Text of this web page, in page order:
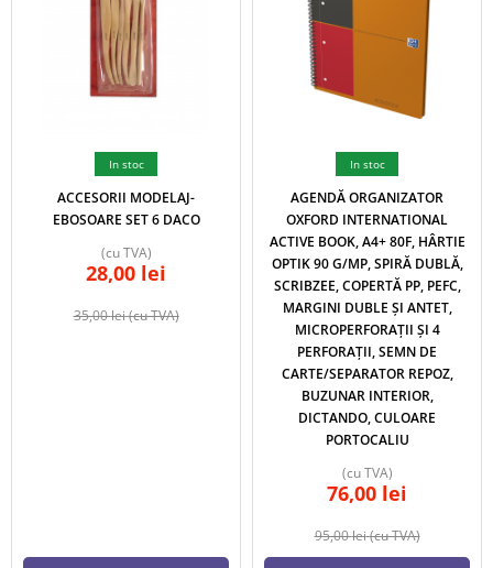
In stoc
ACCESORII MODELAJ-
EBOSOARE SET 6 DACO
35,00lei(cu TVA)
28,00 lei
(cu TVA)
In stoc
AGENDĂ ORGANIZATOR
OXFORD INTERNATIONAL
ACTIVE BOOK, A4+ 80F, HÂRTIE
OPTIK 90 G/MP, SPIRĂ DUBLĂ,
SCRIBZEE, COPERTĂ PP, PEFC,
MARGINI DUBLE ȘI ANTET,
MICROPERFORAȚII ȘI 4
PERFORAȚII, SEMN DE
CARTE/SEPARATOR REPOZ,
BUZUNAR INTERIOR,
DICTANDO, CULOARE
PORTOCALIU
95,00lei(cu TVA)
76,00 lei
(cu TVA)